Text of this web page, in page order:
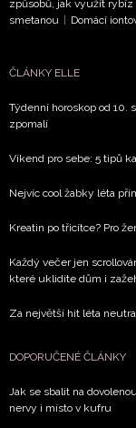
ochrany
Vašimi údaji
informace od
zpracováním
způsobů, jak využít rybíz
smetanou
Domácí
ČLÁNKY ELLE
Týdenní horoskop od 10.
zpomalí
Víkend pro sebe: 5 tipů
Nejvíc cool žabky léta
Kreatin po třicítce? Pro
Každý večer jen
které uklidíte dům i
Za největší hit léta
DOPORUČENÉ ČLÁNKY
Jak se sbalit na
nervy i místo v kufru